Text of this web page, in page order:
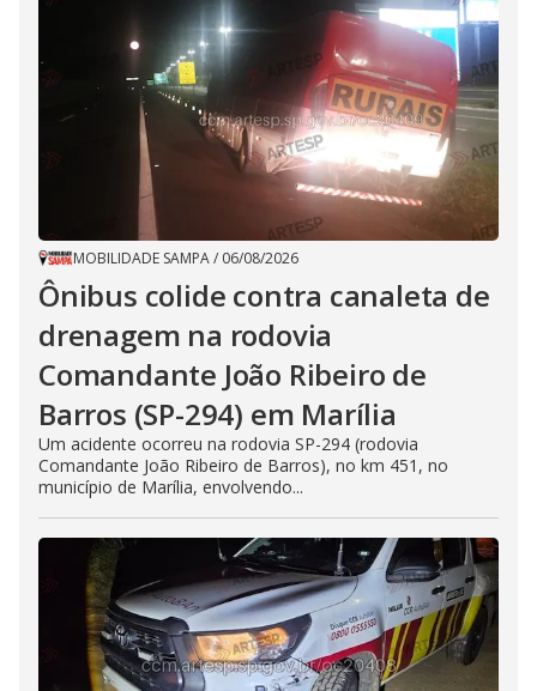
MOBILIDADE SAMPA/ 06/08/2026
Ônibus colide contra canaleta de
drenagem na rodovia
Comandante João Ribeiro de
Barros (SP-294) em Marília
Um acidente ocorreu na rodovia SP-294 (rodovia
Comandante João Ribeiro de Barros), no km 451, no
município de Marília, envolvendo...